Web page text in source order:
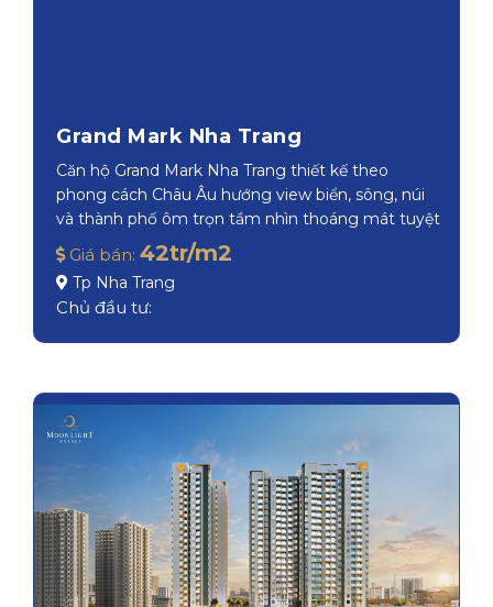
Grand Mark Nha Trang
Căn hộ Grand Mark Nha Trang thiết kế theo
phong cách Châu Âu hướng view biển, sông, núi
và thành phố ôm trọn tầm nhìn thoáng mát tuyệt
đẹp.
Giá bán: 42tr/m2
Tp Nha Trang
Chủ đầu tư: